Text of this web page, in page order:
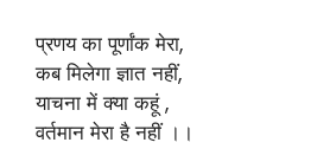
प्रणय का पूर्णांक मेरा,
कब मिलेगा ज्ञात नहीं,
याचना में क्या कहूं ,
वर्तमान मेरा है नहीं ।।